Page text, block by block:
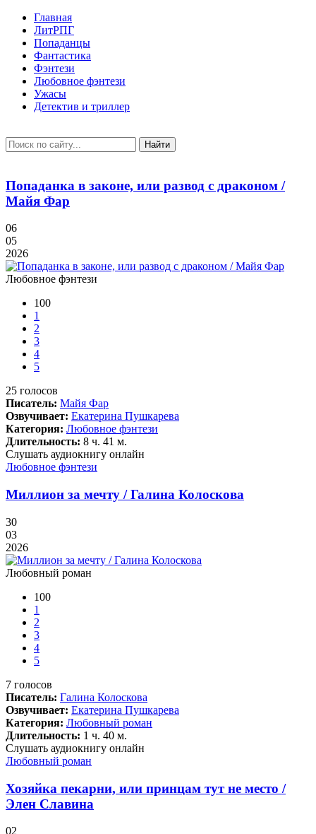
Главная
ЛитРПГ
Попаданцы
Фантастика
Фэнтези
Любовное фэнтези
Ужасы
Детектив и триллер
Найти
Попаданка в законе, или развод с драконом /
Майя Фар
06
05
2026
Любовное фэнтези
100
1
2
3
4
5
25 голосов
Писатель: Майя Фар
Озвучивает: Екатерина Пушкарева
Категория: Любовное фэнтези
Длительность: 8 ч. 41 м.
Слушать аудиокнигу онлайн
Любовное фэнтези
Миллион за мечту / Галина Колоскова
30
03
2026
Любовный роман
100
1
2
3
4
5
7 голосов
Писатель: Галина Колоскова
Озвучивает: Екатерина Пушкарева
Категория: Любовный роман
Длительность: 1 ч. 40 м.
Слушать аудиокнигу онлайн
Любовный роман
Хозяйка пекарни, или принцам тут не место /
Элен Славина
02